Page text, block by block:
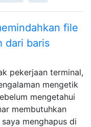
file
dari baris
pekerjaan terminal,
mengetik
mengetahui
membutuhkan
menghapus di